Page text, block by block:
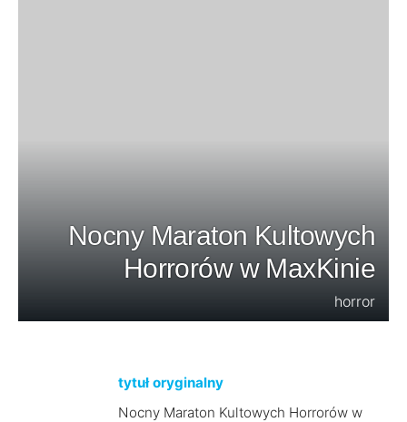
Nocny Maraton Kultowych
Horrorów w MaxKinie
horror
tytuł oryginalny
Nocny Maraton Kultowych Horrorów w